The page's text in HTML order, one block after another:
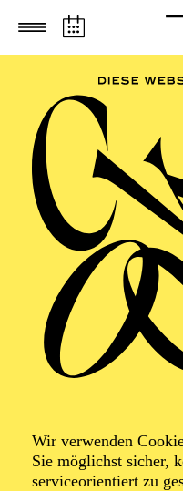
Zum Hauptinhalt springen
Wir verwenden
Sie möglichst sicher,
serviceorientiert zu